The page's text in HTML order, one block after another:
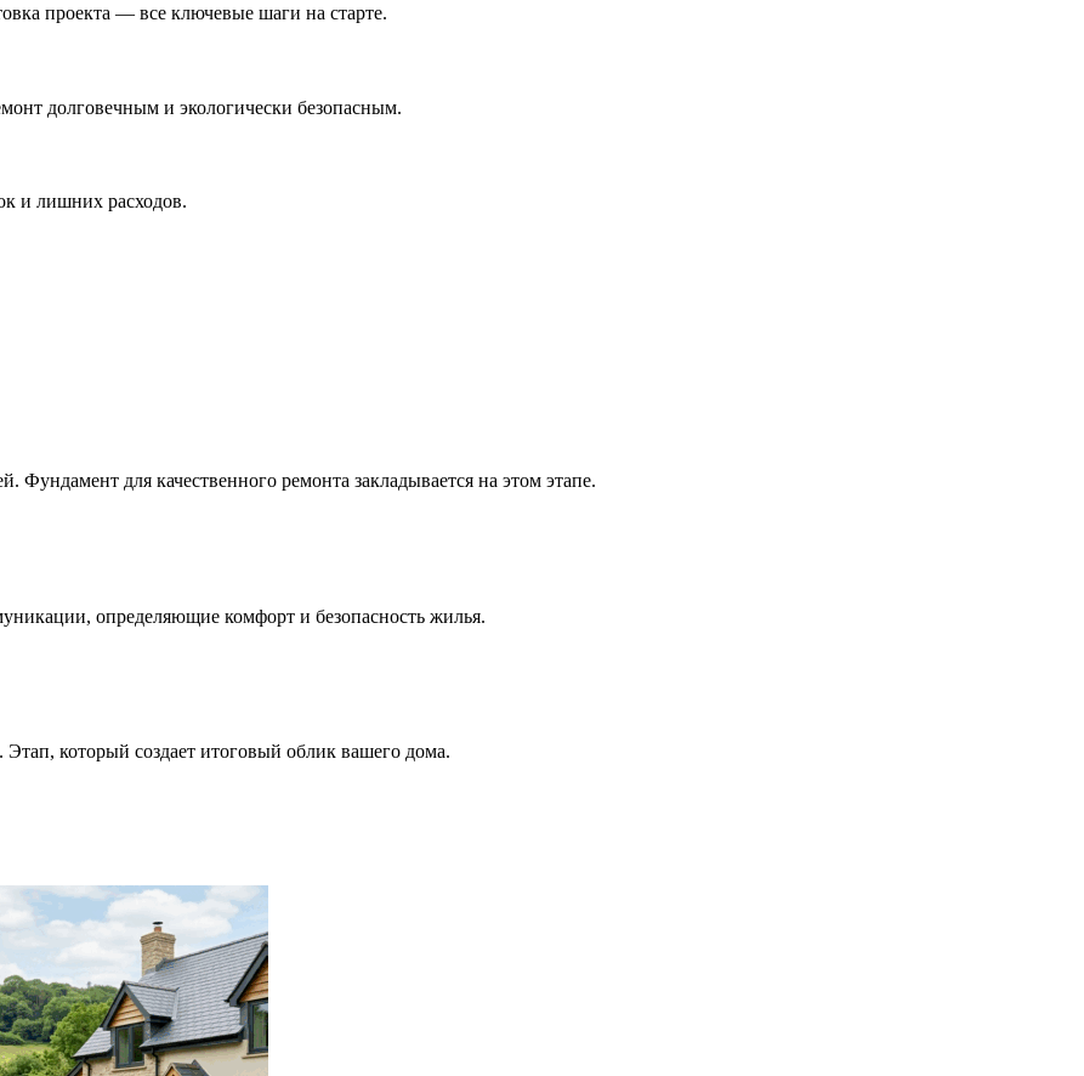
проекта — все ключевые шаги на старте.
долговечным и экологически безопасным.
и лишних расходов.
для качественного ремонта закладывается на этом этапе.
определяющие комфорт и безопасность жилья.
который создает итоговый облик вашего дома.